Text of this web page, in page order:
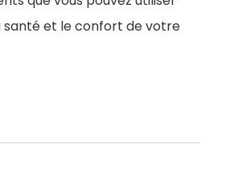
santé et le confort de votre